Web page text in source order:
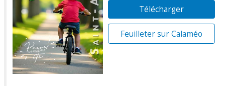
Télécharger
Feuilleter sur Calaméo